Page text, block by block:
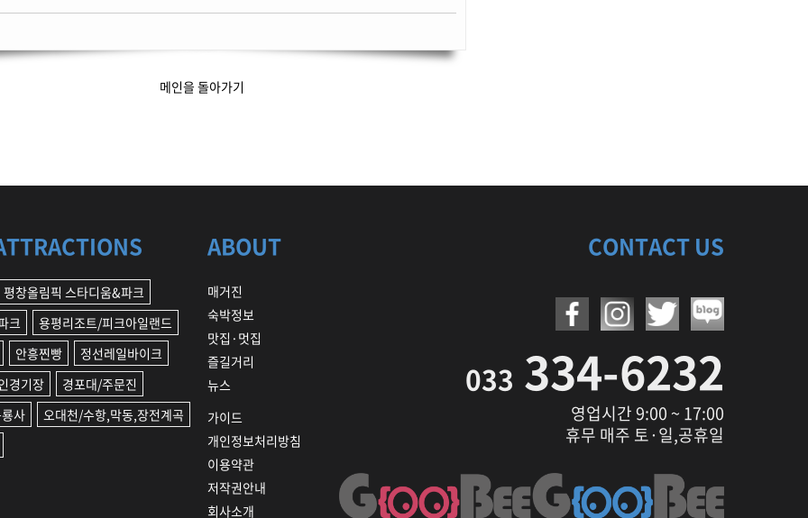
메인을 돌아가기
평창올림픽 스타디움&파크
크
용평리조트/피크아일랜드
안흥찐빵
정선레일바이크
경기장
경포대/주문진
사
오대천/수항,막동,장전계곡
ABOUT
매거진
숙박정보
맛집·멋집
즐길거리
뉴스
가이드
개인정보처리방침
이용약관
저작권안내
회사소개
CONTACT US
033 334-6232
영업시간 9:00 ~ 17:00
휴무 매주 토·일,공휴일